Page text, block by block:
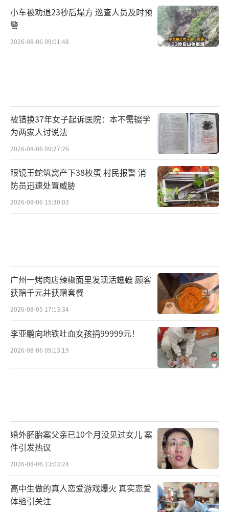
小车被劝退23秒后塌方 巡查人员及时预
警
2026-08-06 09:01:48
被错换37年女子起诉医院：本不需辍学
为两家人讨说法
2026-08-06 09:27:26
眼镜王蛇筑窝产下38枚蛋 村民报警 消
防员迅速处置威胁
2026-08-06 15:30:03
广州一烤肉店辣椒面里发现活蠼螋 顾客
获赔千元并获赠套餐
2026-08-05 17:13:34
李亚鹏向地铁吐血女孩捐99999元！
2026-08-06 09:13:19
婚外胚胎案父亲已10个月没见过女儿 案
件引发热议
2026-08-06 13:03:24
高中生做的真人恋爱游戏爆火 真实恋爱
体验引关注